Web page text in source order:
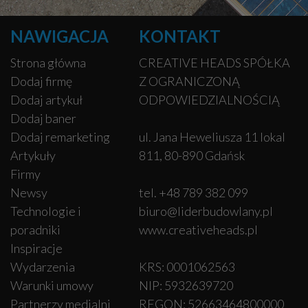
NAWIGACJA
Strona główna
Dodaj firmę
Dodaj artykuł
Dodaj baner
Dodaj remarketing
Artykuły
Firmy
Newsy
Technologie i
poradniki
Inspiracje
Wydarzenia
Warunki umowy
Partnerzy medialni
KONTAKT
CREATIVE HEADS SPÓŁKA
Z OGRANICZONĄ
ODPOWIEDZIALNOŚCIĄ
ul. Jana Heweliusza 11 lokal
811, 80-890 Gdańsk
tel. +48 789 382 099
biuro@liderbudowlany.pl
www.creativeheads.pl
KRS: 0001062563
NIP: 5932639720
REGON: 52663464800000